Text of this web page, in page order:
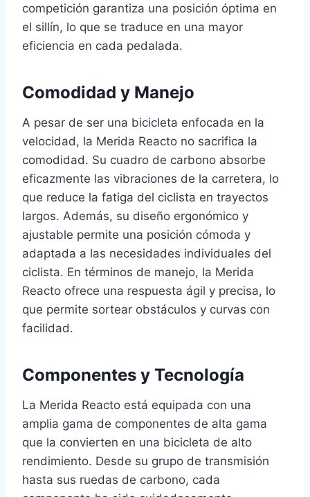
competición garantiza una posición óptima en
el sillín, lo que se traduce en una mayor
eficiencia en cada pedalada.
Comodidad y Manejo
A pesar de ser una bicicleta enfocada en la
velocidad, la Merida Reacto no sacrifica la
comodidad. Su cuadro de carbono absorbe
eficazmente las vibraciones de la carretera, lo
que reduce la fatiga del ciclista en trayectos
largos. Además, su diseño ergonómico y
ajustable permite una posición cómoda y
adaptada a las necesidades individuales del
ciclista. En términos de manejo, la Merida
Reacto ofrece una respuesta ágil y precisa, lo
que permite sortear obstáculos y curvas con
facilidad.
Componentes y Tecnología
La Merida Reacto está equipada con una
amplia gama de componentes de alta gama
que la convierten en una bicicleta de alto
rendimiento. Desde su grupo de transmisión
hasta sus ruedas de carbono, cada